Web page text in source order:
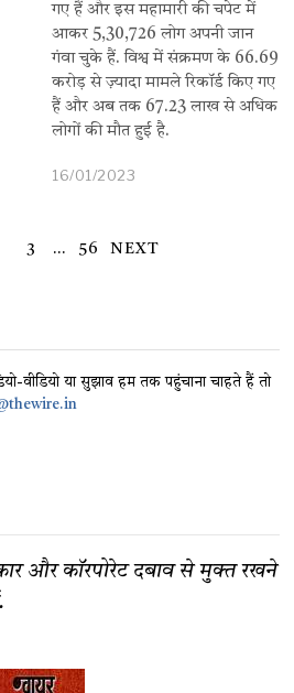
गए हैं और इस महामारी की चपेट में
आकर 5,30,726 लोग अपनी जान
गंवा चुके हैं. विश्व में संक्रमण के 66.69
करोड़ से ज़्यादा मामले रिकॉर्ड किए गए
हैं और अब तक 67.23 लाख से अधिक
लोगों की मौत हुई है.
16/01/2023
3 … 56 NEXT
या सुझाव हम तक पहुंचाना चाहते हैं तो
और कॉरपोरेट दबाव से मुक्त रखने